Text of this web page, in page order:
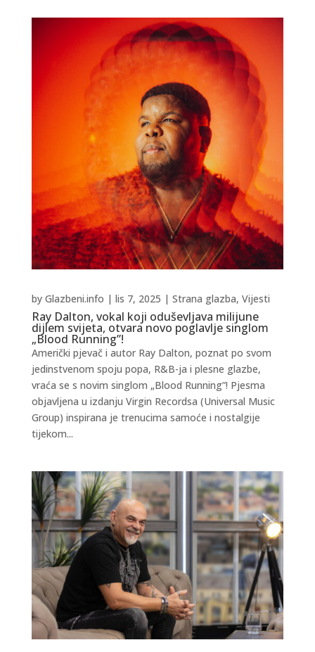
Ray Dalton, vokal koji oduševljava milijune
dijlem svijeta, otvara novo poglavlje singlom
„Blood Running”!
by Glazbeni.info | lis 7, 2025 | Strana glazba, Vijesti
Američki pjevač i autor Ray Dalton, poznat po svom
jedinstvenom spoju popa, R&B-ja i plesne glazbe,
vraća se s novim singlom „Blood Running”! Pjesma
objavljena u izdanju Virgin Recordsa (Universal Music
Group) inspirana je trenucima samoće i nostalgije
tijekom...